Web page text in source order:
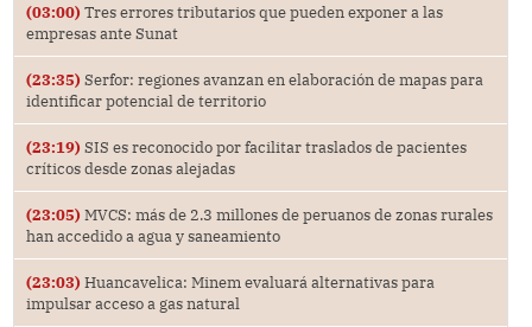
(03:00) Tres errores tributarios que pueden exponer a las
empresas ante Sunat
(23:35) Serfor: regiones avanzan en elaboración de mapas para
identificar potencial de territorio
(23:19) SIS es reconocido por facilitar traslados de pacientes
críticos desde zonas alejadas
(23:05) MVCS: más de 2.3 millones de peruanos de zonas rurales
han accedido a agua y saneamiento
(23:03) Huancavelica: Minem evaluará alternativas para
impulsar acceso a gas natural